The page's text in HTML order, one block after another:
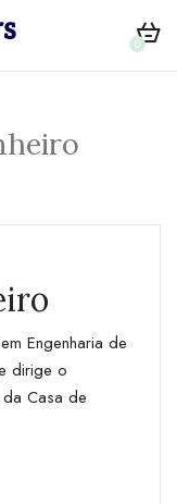
0
Engenharia de
dirige o
Casa de